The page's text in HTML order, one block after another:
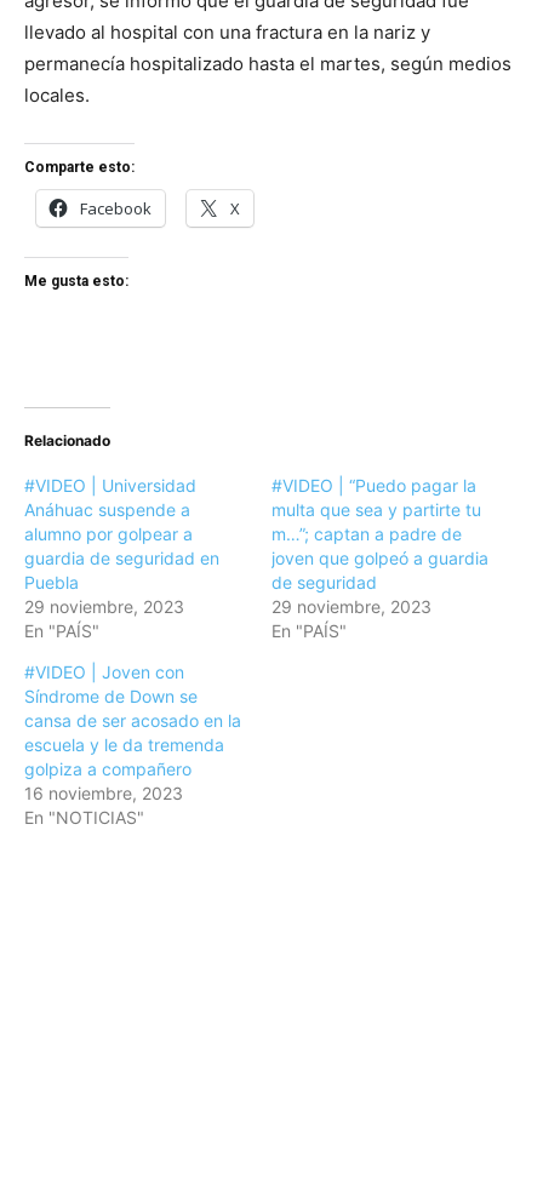
llevado al hospital con una fractura en la nariz y
permanecía hospitalizado hasta el martes, según medios
locales.
Comparte esto:
Facebook X
Me gusta esto:
Relacionado
#VIDEO | Universidad
Anáhuac suspende a
alumno por golpear a
guardia de seguridad en
Puebla
29 noviembre, 2023
En "PAÍS"
#VIDEO | “Puedo pagar la
multa que sea y partirte tu
m…”; captan a padre de
joven que golpeó a guardia
de seguridad
29 noviembre, 2023
En "PAÍS"
#VIDEO | Joven con
Síndrome de Down se
cansa de ser acosado en la
escuela y le da tremenda
golpiza a compañero
16 noviembre, 2023
En "NOTICIAS"